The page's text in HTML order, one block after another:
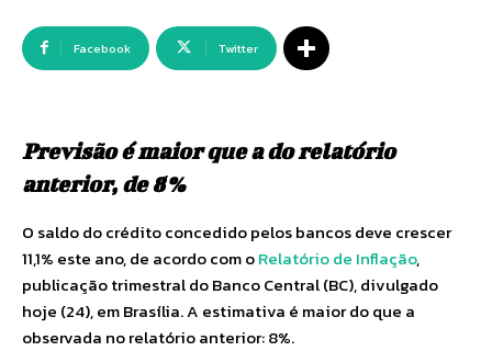
Facebook Twitter
Previsão é maior que a do relatório
anterior, de 8%
O saldo do crédito concedido pelos bancos deve crescer
11,1% este ano, de acordo com oRelatório de Inflação,
publicação trimestral do Banco Central (BC), divulgado
hoje (24), em Brasília. A estimativa é maior do que a
observada no relatório anterior: 8%.